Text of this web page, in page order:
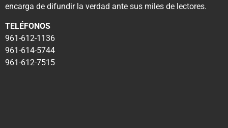
encarga de difundir la verdad ante sus miles de lectores.
TELÉFONOS
961-612-1136
961-614-5744
961-612-7515